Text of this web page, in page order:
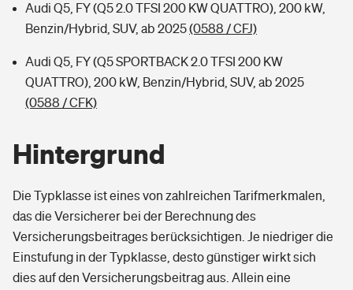
Audi Q5, FY (Q5 2.0 TFSI 200 KW QUATTRO), 200 kW,
Benzin/Hybrid, SUV, ab 2025(0588 / CFJ)
Audi Q5, FY (Q5 SPORTBACK 2.0 TFSI 200 KW
QUATTRO), 200 kW, Benzin/Hybrid, SUV, ab 2025
(0588 / CFK)
Hintergrund
Die Typklasse ist eines von zahlreichen Tarifmerkmalen,
das die Versicherer bei der Berechnung des
Versicherungsbeitrages berücksichtigen. Je niedriger die
Einstufung in der Typklasse, desto günstiger wirkt sich
dies auf den Versicherungsbeitrag aus. Allein eine